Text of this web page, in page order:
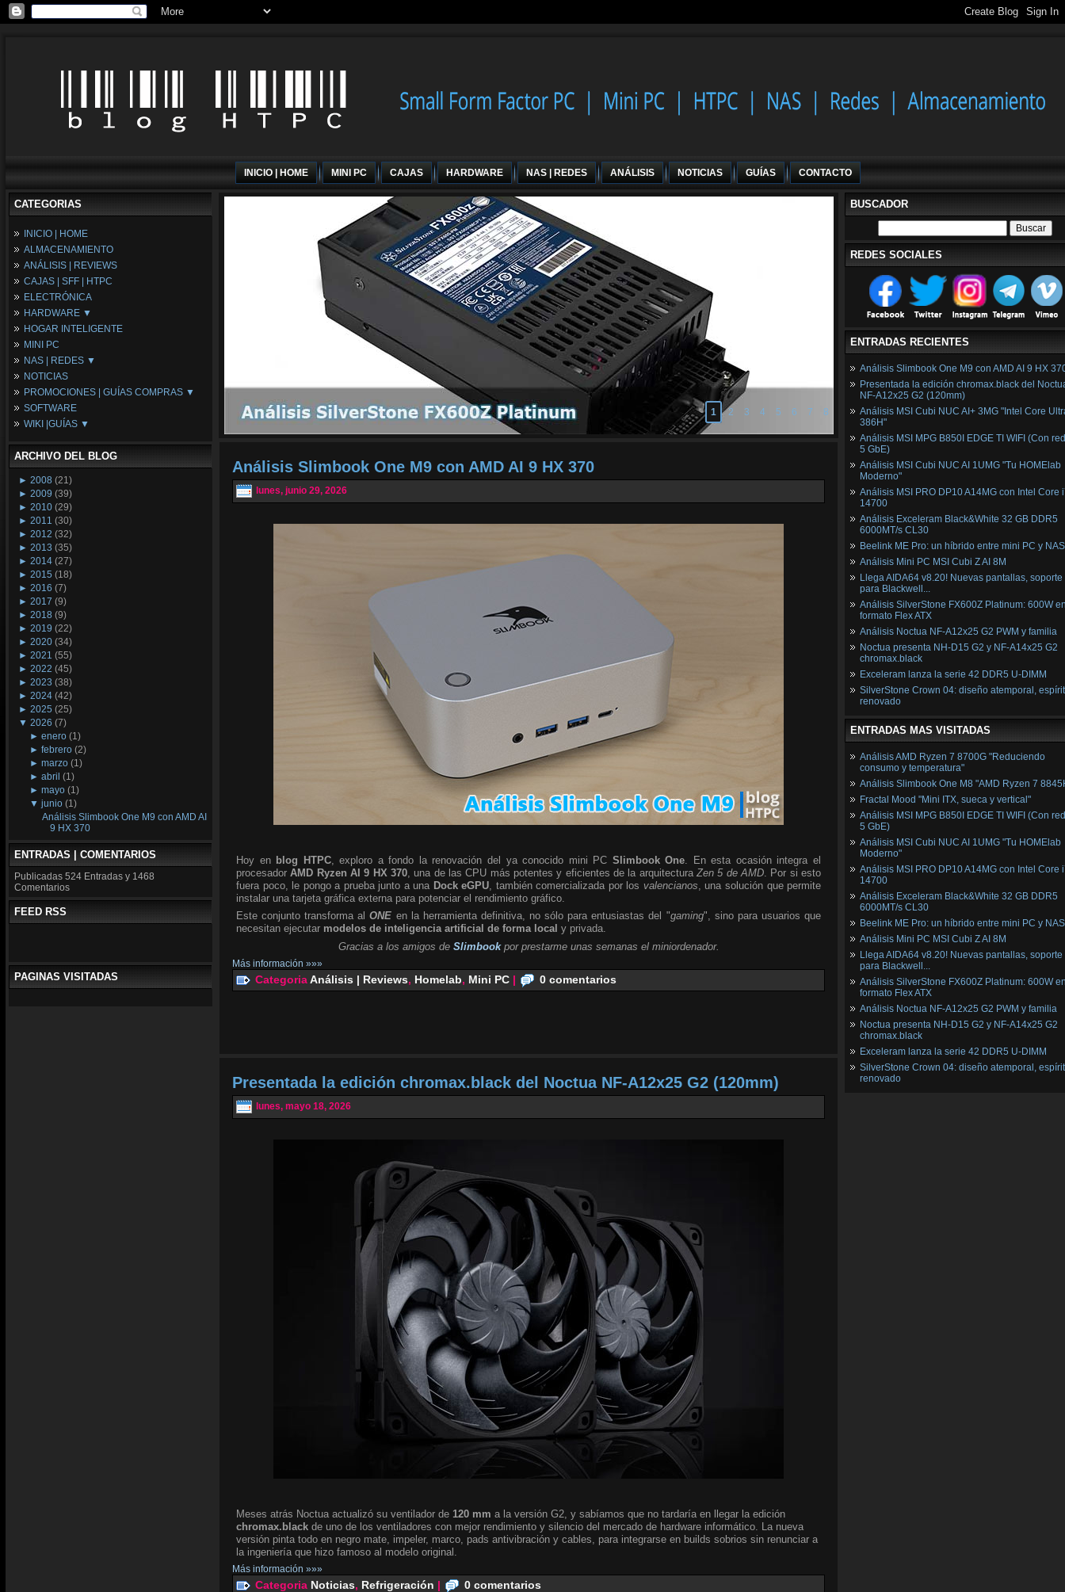
INICIO | HOME MINI PC CAJAS HARDWARE NAS | REDES ANÁLISIS NOTICIAS GUÍAS CONTACTO
CATEGORIAS
INICIO | HOME
ALMACENAMIENTO
ANÁLISIS | REVIEWS
CAJAS | SFF | HTPC
ELECTRÓNICA
HARDWARE ▼
Fuentes de Alimentación
Memória RAM
Placas Base
Procesadores
Periféricos
Refrigeración
Tarjetas Gráficas
HOGAR INTELIGENTE
MINI PC
NAS | REDES ▼
NAS
Espacio Synology
Redes
NOTICIAS
PROMOCIONES | GUÍAS COMPRAS ▼
Configuraciones Ordenadores
Guías de Compras
SOFTWARE
WIKI |GUÍAS ▼
Wikipedia
ARCHIVO DEL BLOG
► 2008 (21)
► 2009 (39)
► 2010 (29)
► 2011 (30)
► 2012 (32)
► 2013 (35)
► 2014 (27)
► 2015 (18)
► 2016 (7)
► 2017 (9)
► 2018 (9)
► 2019 (22)
► 2020 (34)
► 2021 (55)
► 2022 (45)
► 2023 (38)
► 2024 (42)
► 2025 (25)
▼ 2026 (7)
►enero (1)
►febrero (2)
►marzo (1)
►abril (1)
►mayo (1)
▼junio (1)
Análisis Slimbook One M9 con AMD AI
9 HX 370
ENTRADAS | COMENTARIOS
Publicadas 524 Entradas y 1468
Comentarios
FEED RSS
PAGINAS VISITADAS
1 2 3 4 5 6 7 8
Análisis Slimbook One M9 con AMD AI 9 HX 370
lunes, junio 29, 2026
Hoy en blog HTPC, exploro a fondo la renovación del ya conocido mini PC Slimbook One . En esta ocasión integra el
procesadorAMD Ryzen AI 9 HX 370 , una de las CPU más potentes y eficientes de la arquitecturaZen 5 de AMD . Por si esto
fuera poco, le pongo a prueba junto a una Dock eGPU , también comercializada por los valencianos , una solución que permite
instalar una tarjeta gráfica externa para potenciar el rendimiento gráfico.
Este conjunto transforma alONE en la herramienta definitiva, no sólo para entusiastas del "gaming", sino para usuarios que
necesitan ejecutar modelos de inteligencia artificial de forma local y privada.
Gracias a los amigos de Slimbook por prestarme unas semanas el miniordenador.
Más información »»»
CategoriaAnálisis | Reviews, Homelab, Mini PC | 0 comentarios
Presentada la edición chromax.black del Noctua NF‑A12x25 G2 (120mm)
lunes, mayo 18, 2026
Meses atrás Noctua actualizó su ventilador de 120 mm a la versión G2, y sabíamos que no tardaría en llegar la edición
chromax.black de uno de los ventiladores con mejor rendimiento y silencio del mercado de hardware informático. La nueva
versión pinta todo en negro mate, impeler, marco, pads antivibración y cables, para integrarse en builds sobrios sin renunciar a
la ingeniería que hizo famoso al modelo original.
Más información »»»
Categoria Noticias, Refrigeración | 0 comentarios
BUSCADOR
REDES SOCIALES
ENTRADAS RECIENTES
Análisis Slimbook One M9 con AMD AI 9 HX
Presentada la edición chromax.black del
NF‑A12x25 G2 (120mm)
Análisis MSI Cubi NUC AI+ 3MG "Intel Core
386H"
Análisis MSI MPG B850I EDGE TI WIFI (Con
5 GbE)
Análisis MSI Cubi NUC AI 1UMG "Tu HOMElab
Moderno"
Análisis MSI PRO DP10 A14MG con Intel Core
14700
Análisis Exceleram Black&White 32 GB DDR5
6000MT/s CL30
Beelink ME Pro: un híbrido entre mini PC y NAS
Análisis Mini PC MSI Cubi Z AI 8M
Llega AIDA64 v8.20! Nuevas pantallas, soporte
para Blackwell...
Análisis SilverStone FX600Z Platinum: 600W
formato Flex ATX
Análisis Noctua NF-A12x25 G2 PWM y familia
Noctua presenta NH-D15 G2 y NF-A14x25 G2
chromax.black
Exceleram lanza la serie 42 DDR5 U-DIMM
SilverStone Crown 04: diseño atemporal,
renovado
ENTRADAS MAS VISITADAS
Análisis AMD Ryzen 7 8700G "Reduciendo
consumo y temperatura"
Análisis Slimbook One M8 "AMD Ryzen 7
Fractal Mood "Mini ITX, sueca y vertical"
Análisis MSI MPG B850I EDGE TI WIFI (Con
5 GbE)
Análisis MSI Cubi NUC AI 1UMG "Tu HOMElab
Moderno"
Análisis MSI PRO DP10 A14MG con Intel Core
14700
Análisis Exceleram Black&White 32 GB DDR5
6000MT/s CL30
Beelink ME Pro: un híbrido entre mini PC y NAS
Análisis Mini PC MSI Cubi Z AI 8M
Llega AIDA64 v8.20! Nuevas pantallas, soporte
para Blackwell...
Análisis SilverStone FX600Z Platinum: 600W
formato Flex ATX
Análisis Noctua NF-A12x25 G2 PWM y familia
Noctua presenta NH-D15 G2 y NF-A14x25 G2
chromax.black
Exceleram lanza la serie 42 DDR5 U-DIMM
SilverStone Crown 04: diseño atemporal,
renovado